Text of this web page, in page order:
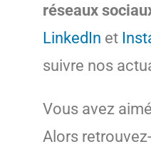
réseaux
LinkedIn et
suivre nos
Vous avez
Alors